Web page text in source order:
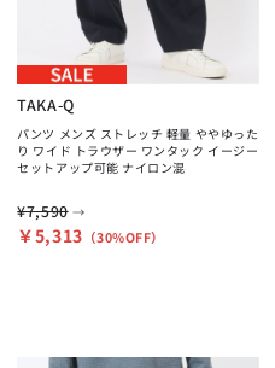
TAKA-Q
パンツ メンズ ストレッチ 軽量 ややゆった
り ワイド トラウザー ワンタック イージー
セットアップ可能 ナイロン混
¥7,590 →
￥5,313 （30%OFF）